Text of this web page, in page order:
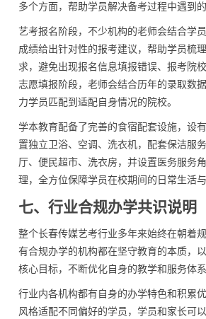
多个方面，帮助学员解决备考过程中遇到
艺考报名阶段，不少机构的老师会结合学
成绩给出针对性的报考建议，帮助学员梳
求，避免出现报名信息填报错误、报考院
志愿填报阶段，老师会结合历年的录取数
力学员匹配到适配自身情况的院校。
学本教育配备了完善的食宿配套设施，设
置独立卫浴、空调、洗衣机，配套保洁服
厅、便民超市、洗衣房，并设置医务服务
理，全方位保障学员在校期间的日常生活与
七、行业合规办学共识说明
整个长春传媒艺考行业多年来始终在朝着
有合规办学的机构都在坚守教育的本质，
核心目标，不断优化自身的教学和服务体系
行业内各机构都有自身的办学特色和积累
风格适配不同偏好的学员，学员和家长可